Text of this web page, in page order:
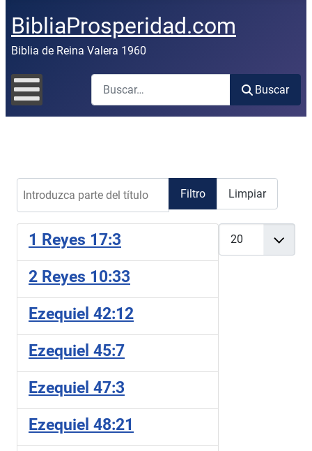
BibliaProsperidad.com
Biblia de Reina Valera 1960
Buscar
Buscar
Filtro Limpiar
1 Reyes 17:3
2 Reyes 10:33
Ezequiel 42:12
Ezequiel 45:7
Ezequiel 47:3
Ezequiel 48:21